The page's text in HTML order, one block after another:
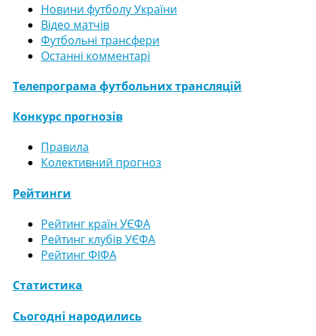
Новини футболу України
Відео матчів
Футбольні трансфери
Останні комментарі
Телепрограма футбольних трансляцій
Конкурс прогнозів
Правила
Колективний прогноз
Рейтинги
Рейтинг країн УЄФА
Рейтинг клубів УЄФА
Рейтинг ФІФА
Статистика
Сьогодні народились